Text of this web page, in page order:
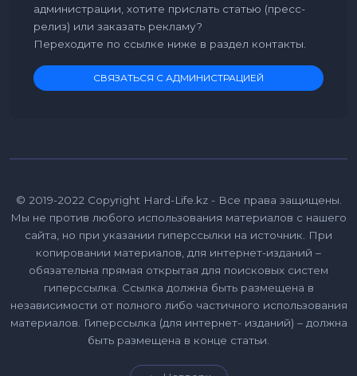
администрации, хотите прислать статью (пресс-
релиз) или заказать рекламу?
Переходите по ссылке ниже в раздел контакты.
СВЯЗАТЬСЯ С АДМИНИСТРАЦИЕЙ
© 2019-2022 Copyright Hard-Life.kz - Все права защищены.
Мы не против любого использования материалов с нашего
сайта, но при указании гиперссылки на источник. При
копировании материалов, для интернет-изданий –
обязательна прямая открытая для поисковых систем
гиперссылка. Ссылка должна быть размещена в
независимости от полного либо частичного использования
материалов. Гиперссылка (для интернет- изданий) – должна
быть размещена в конце статьи.